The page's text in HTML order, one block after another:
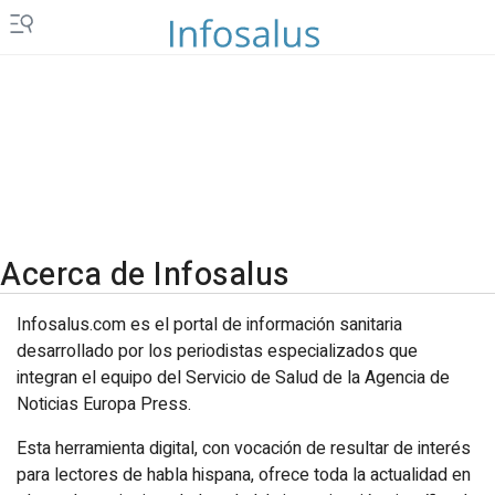
Acerca de Infosalus
Infosalus.com es el portal de información sanitaria
desarrollado por los periodistas especializados que
integran el equipo del Servicio de Salud de la Agencia de
Noticias Europa Press.
Esta herramienta digital, con vocación de resultar de interés
para lectores de habla hispana, ofrece toda la actualidad en